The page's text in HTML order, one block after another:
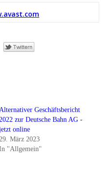
Alternativer Geschäftsbericht
2022 zur Deutsche Bahn AG -
online
29. März 2023
"Allgemein"